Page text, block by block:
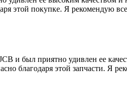
этой покупке. Я рекомендую
и был приятно удивлен ее
благодаря этой запчасти. Я